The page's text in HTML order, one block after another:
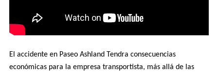
El accidente en Paseo Ashland Tendra consecuencias
económicas para la empresa transportista, más allá de las